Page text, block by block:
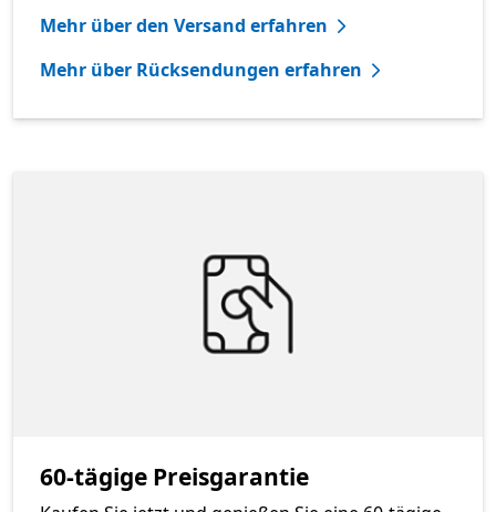
Mehr über den Versand erfahren
Mehr über Rücksendungen erfahren
60-tägige Preisgarantie